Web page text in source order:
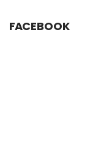
FACEBOOK